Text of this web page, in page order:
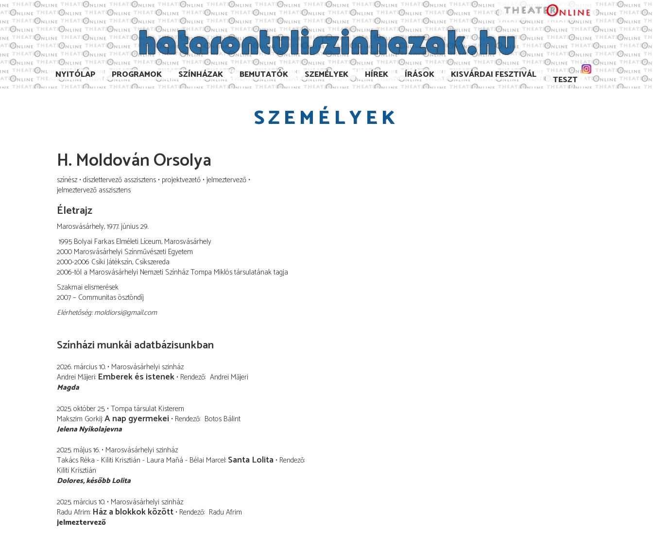
NYITÓLAP PROGRAMOK SZÍNHÁZAK BEMUTATÓK SZEMÉLYEK HÍREK ÍRÁSOK KISVÁRDAI FESZTIVÁL TESZT
SZEMÉLYEK
H. Moldován Orsolya
színész díszlettervező asszisztens projektvezető jelmeztervező
jelmeztervező asszisztens
Életrajz
Marosvásárhely, 1977. június 29.
1995 Bolyai Farkas Elméleti Líceum, Marosvásárhely
2000 Marosvásárhelyi Színművészeti Egyetem
2000-2006 Csíki Játékszín, Csíkszereda
2006-tól a Marosvásárhelyi Nemzeti Színház Tompa Miklós társulatának tagja
Szakmai elismerések
2007 – Communitas ösztöndíj
Elérhetőség: moldiorsi@gmail.com
Színházi munkái adatbázisunkban
2026. március 10. Marosvásárhelyi szinház
Andrei Măjeri Emberek és istenek Rendező Andrei Măjeri
Magda
2025. október 25. Tompa társulat Kisterem
Makszim Gorkij A nap gyermekei Rendező Botos Bálint
Jelena Nyikolajevna
2025. május 16. Marosvásárhelyi szinház
Takács Réka - Kiliti Krisztián - Laura Mañá - Bélai Marcel Santa Lolita Rendező
Kiliti Krisztián
Dolores később Lolita
2025. március 10. Marosvásárhelyi szinház
Radu Afrim Ház a blokkok között Rendező Radu Afrim
jelmeztervező